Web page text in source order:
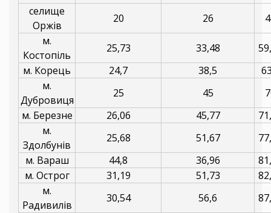
селище
Оржів
20 26
м.
Костопіль
25,73 33,48
м. Корець
24,7 38,5
м.
Дубровиця
25 45
м. Березне
26,06 45,77
м.
Здолбунів
25,68 51,67
м. Вараш
44,8 36,96
м. Острог
31,19 51,73
м.
Радивилів
30,54 56,6